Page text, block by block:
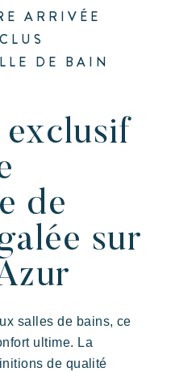
ARRIVÉE
DE BAIN
exclusif
de
sur
salles de bains, ce
ultime. La
de qualité